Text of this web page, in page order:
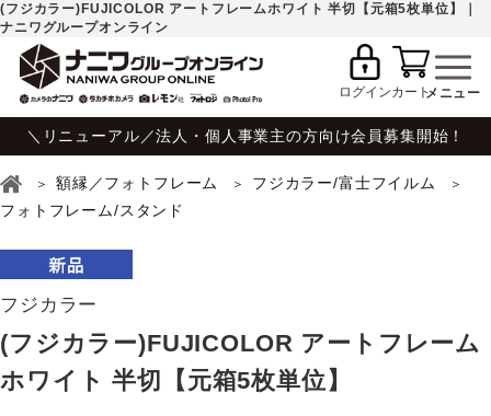
(フジカラー)FUJICOLOR アートフレームホワイト 半切【元箱5枚単位】｜
ナニワグループオンライン
ログインカート
＼リニューアル／法人・個人事業主の方向け会員募集開始！
額縁／フォトフレーム
フジカラー/富士フイルム
フォトフレーム/スタンド
フジカラー
(フジカラー)FUJICOLOR アートフレーム
ホワイト 半切【元箱5枚単位】